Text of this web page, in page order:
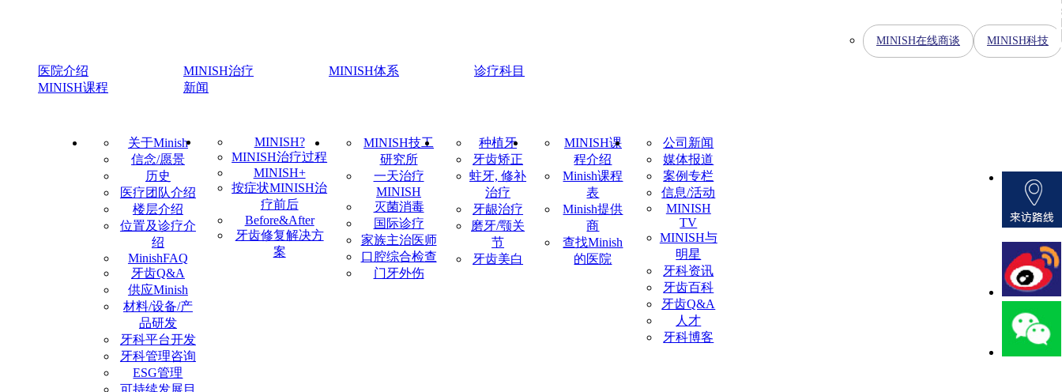
医院介绍 MINISH治疗 MINISH体系
诊疗科目
MINISH课程
新闻
MINISH在线商谈 MINISH科技
关于Minish
信念/愿景
历史
医疗团队介绍
楼层介绍
位置及诊疗介
绍
MinishFAQ
牙齿Q&A
供应Minish
材料/设备/产
品研发
牙科平台开发
牙科管理咨询
ESG管理
可持续发展目
MINISH?
MINISH治疗过程
MINISH+
按症状MINISH治
疗前后
Before&After
牙齿修复解决方
案
MINISH技工
研究所
一天治疗
MINISH
灭菌消毒
国际诊疗
家族主治医师
口腔综合检查
门牙外伤
种植牙
牙齿矫正
蛀牙, 修补
治疗
牙龈治疗
磨牙/颚关
节
牙齿美白
MINISH课
程介绍
Minish课程
表
Minish提供
商
查找Minish
的医院
公司新闻
媒体报道
案例专栏
信息/活动
MINISH
TV
MINISH与
明星
牙科资讯
牙齿百科
牙齿Q&A
人才
牙科博客